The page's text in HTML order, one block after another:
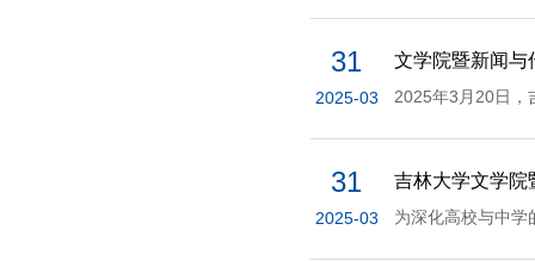
文学院暨新闻与
31
2025-03
吉林大学文学院
31
2025-03